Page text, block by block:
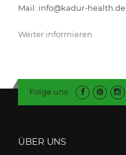
Mail: info@kadur-health.de
Weiter informieren
Folge uns
ÜBER UNS